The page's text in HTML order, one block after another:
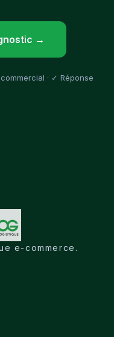
→
· ✓ Réponse
e-commerce.